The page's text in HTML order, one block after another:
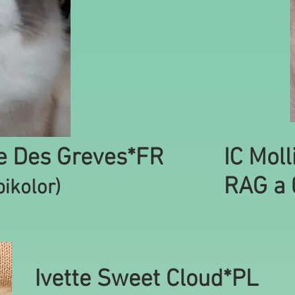
Des Greves*FR
IC
RAG a
Ivette Sweet Cloud*PL